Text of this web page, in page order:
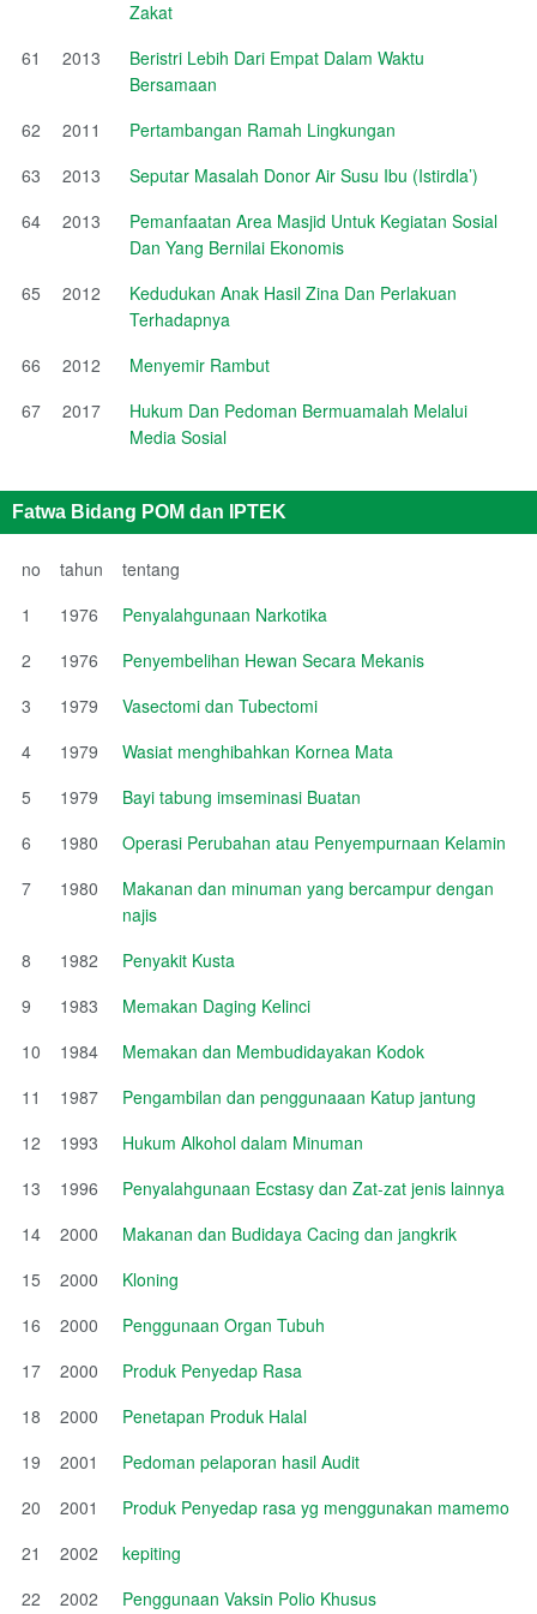
Zakat
61
2013
Beristri Lebih Dari Empat Dalam Waktu
Bersamaan
62
2011
Pertambangan Ramah Lingkungan
63
2013
Seputar Masalah Donor Air Susu Ibu (Istirdla’)
64
2013
Pemanfaatan Area Masjid Untuk Kegiatan Sosial
Dan Yang Bernilai Ekonomis
65
2012
Kedudukan Anak Hasil Zina Dan Perlakuan
Terhadapnya
66
2012
Menyemir Rambut
67
2017
Hukum Dan Pedoman Bermuamalah Melalui
Media Sosial
Fatwa Bidang POM dan IPTEK
no tahun
tentang
1
1976
Penyalahgunaan Narkotika
2
1976
Penyembelihan Hewan Secara Mekanis
3
1979
Vasectomi dan Tubectomi
4
1979
Wasiat menghibahkan Kornea Mata
5
1979
Bayi tabung imseminasi Buatan
6
1980
Operasi Perubahan atau Penyempurnaan Kelamin
7
1980
Makanan dan minuman yang bercampur dengan
najis
8
1982
Penyakit Kusta
9
1983
Memakan Daging Kelinci
10
1984
Memakan dan Membudidayakan Kodok
11
1987
Pengambilan dan penggunaaan Katup jantung
12
1993
Hukum Alkohol dalam Minuman
13
1996
Penyalahgunaan Ecstasy dan Zat-zat jenis lainnya
14
2000
Makanan dan Budidaya Cacing dan jangkrik
15
2000
Kloning
16
2000
Penggunaan Organ Tubuh
17
2000
Produk Penyedap Rasa
18
2000
Penetapan Produk Halal
19
2001
Pedoman pelaporan hasil Audit
20
2001
Produk Penyedap rasa yg menggunakan mamemo
21
2002
kepiting
22
2002
Penggunaan Vaksin Polio Khusus